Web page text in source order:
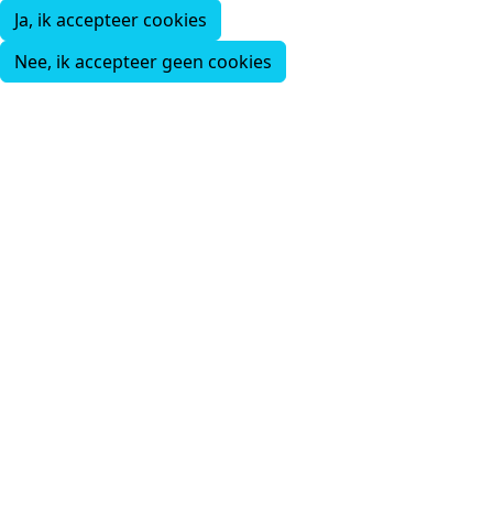
Ja, ik accepteer cookies
Nee, ik accepteer geen cookies